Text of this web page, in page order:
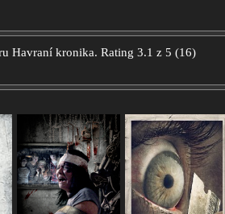
Havraní kronika. Rating 3.1 z 5 (16)